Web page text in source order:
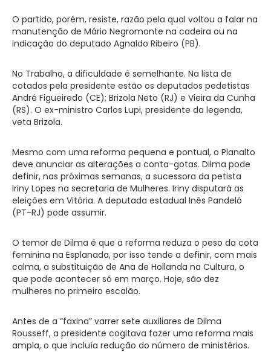
O partido, porém, resiste, razão pela qual voltou a falar na
manutenção de Mário Negromonte na cadeira ou na
indicação do deputado Agnaldo Ribeiro (PB).
No Trabalho, a dificuldade é semelhante. Na lista de
cotados pela presidente estão os deputados pedetistas
André Figueiredo (CE); Brizola Neto (RJ) e Vieira da Cunha
(RS). O ex-ministro Carlos Lupi, presidente da legenda,
veta Brizola.
Mesmo com uma reforma pequena e pontual, o Planalto
deve anunciar as alterações a conta-gotas. Dilma pode
definir, nas próximas semanas, a sucessora da petista
Iriny Lopes na secretaria de Mulheres. Iriny disputará as
eleições em Vitória. A deputada estadual Inês Pandeló
(PT-RJ) pode assumir.
O temor de Dilma é que a reforma reduza o peso da cota
feminina na Esplanada, por isso tende a definir, com mais
calma, a substituição de Ana de Hollanda na Cultura, o
que pode acontecer só em março. Hoje, são dez
mulheres no primeiro escalão.
Antes de a “faxina” varrer sete auxiliares de Dilma
Rousseff, a presidente cogitava fazer uma reforma mais
ampla, o que incluía redução do número de ministérios.